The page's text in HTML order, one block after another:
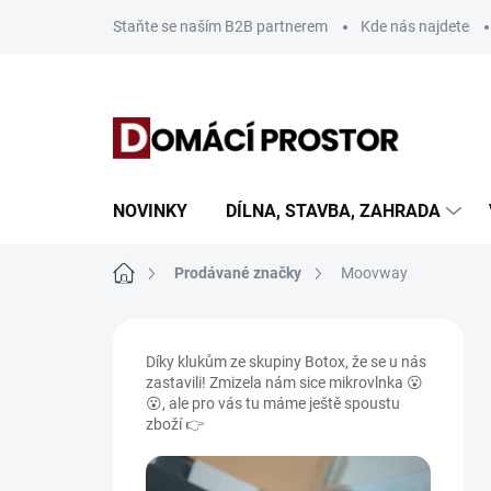
Staňte se naším B2B partnerem Kde nás najdete
NOVINKY DÍLNA, STAVBA, ZAHRADA
Domů Prodávané značky Moovway
Díky klukům ze skupiny Botox, že se u nás
zastavili! Zmizela nám sice mikrovlnka 😮
😮, ale pro vás tu máme ještě spoustu
zboží 👉